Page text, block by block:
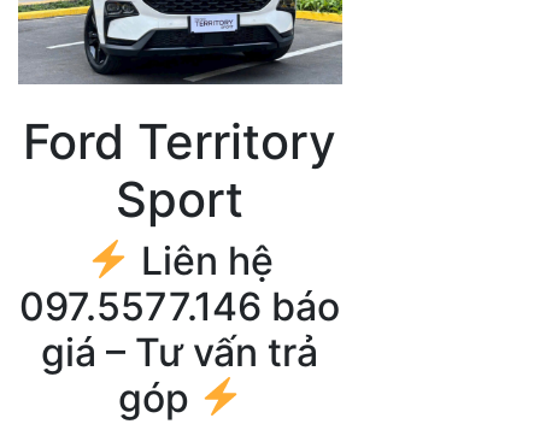
Ford Territory
Sport
Liên hệ
097.5577.146 báo
giá – Tư vấn trả
góp